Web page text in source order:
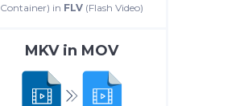
Container) in FLV (Flash Video)
MKVin MOV